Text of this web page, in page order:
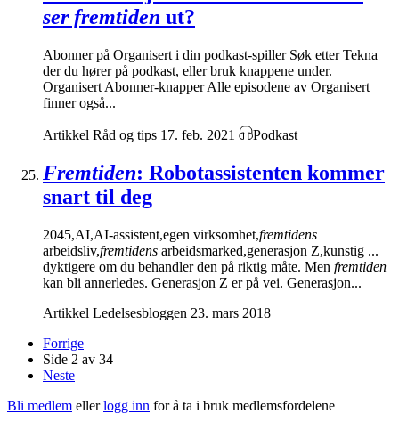
ser fremtiden ut?
Abonner på Organisert i din podkast-spiller Søk etter Tekna
der du hører på podkast, eller bruk knappene under.
Organisert Abonner-knapper Alle episodene av Organisert
finner også...
Artikkel Råd og tips 17. feb. 2021 Podkast
Fremtiden: Robotassistenten kommer
snart til deg
2045,AI,AI-assistent,egen virksomhet,fremtidens
arbeidsliv,fremtidens arbeidsmarked,generasjon Z,kunstig ...
dyktigere om du behandler den på riktig måte. Men fremtiden
kan bli annerledes. Generasjon Z er på vei. Generasjon...
Artikkel Ledelsesbloggen 23. mars 2018
Forrige
Side 2 av 34
Neste
Bli medlem ellerlogg inn for å ta i bruk medlemsfordelene